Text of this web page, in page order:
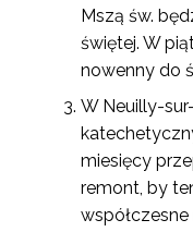
Mszą św.
świętej. W
nowenny do
W Neuilly-
miesięcy
remont, by